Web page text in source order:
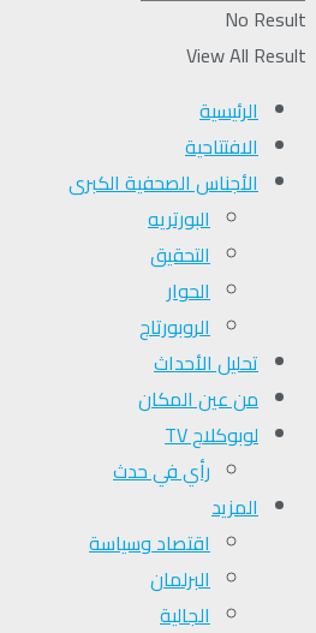
No Result
View All Result
الرئيسية
الافتتاحية
الأجناس الصحفية الكبرى
البورتريه
التحقیق
الحوار
الروبورتاج
تحلیل الأحداث
من عين المكان
لوبوكلاج TV
رأي في حدث
المزيد
اقتصاد وسياسة
البرلمان
الجالية